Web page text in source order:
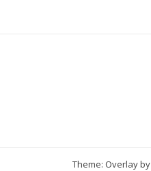
Theme: Overlay by